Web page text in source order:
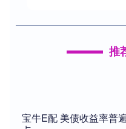
推
宝牛E配 美债收益率普